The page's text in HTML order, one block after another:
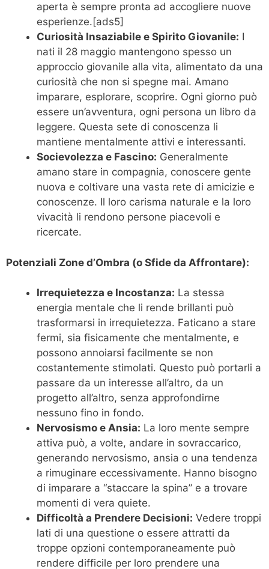
aperta è sempre pronta ad accogliere nuove
esperienze.[ads5]
Curiosità Insaziabile e Spirito Giovanile: I
nati il 28 maggio mantengono spesso un
approccio giovanile alla vita, alimentato da una
curiosità che non si spegne mai. Amano
imparare, esplorare, scoprire. Ogni giorno può
essere un’avventura, ogni persona un libro da
leggere. Questa sete di conoscenza li
mantiene mentalmente attivi e interessanti.
Socievolezza e Fascino: Generalmente
amano stare in compagnia, conoscere gente
nuova e coltivare una vasta rete di amicizie e
conoscenze. Il loro carisma naturale e la loro
vivacità li rendono persone piacevoli e
ricercate.
Potenziali Zone d’Ombra (o Sfide da Affrontare):
Irrequietezza e Incostanza: La stessa
energia mentale che li rende brillanti può
trasformarsi in irrequietezza. Faticano a stare
fermi, sia fisicamente che mentalmente, e
possono annoiarsi facilmente se non
costantemente stimolati. Questo può portarli a
passare da un interesse all’altro, da un
progetto all’altro, senza approfondirne
nessuno fino in fondo.
Nervosismo e Ansia: La loro mente sempre
attiva può, a volte, andare in sovraccarico,
generando nervosismo, ansia o una tendenza
a rimuginare eccessivamente. Hanno bisogno
di imparare a “staccare la spina” e a trovare
momenti di vera quiete.
Difficoltà a Prendere Decisioni: Vedere troppi
lati di una questione o essere attratti da
troppe opzioni contemporaneamente può
rendere difficile per loro prendere una